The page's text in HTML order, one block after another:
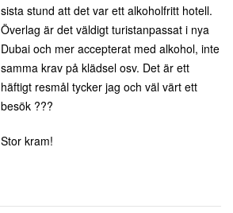
sista stund att det var ett alkoholfritt hotell.
Överlag är det väldigt turistanpassat i nya
Dubai och mer accepterat med alkohol, inte
samma krav på klädsel osv. Det är ett
häftigt resmål tycker jag och väl värt ett
besök ???
Stor kram!